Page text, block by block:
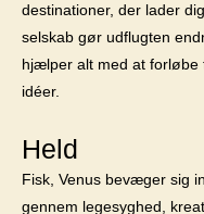
destinationer, der lader
selskab gør udflugten
hjælper alt med at
idéer.
Held
Fisk, Venus bevæger sig
gennem legesyghed,